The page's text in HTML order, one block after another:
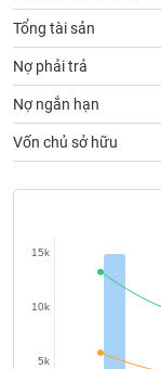
Tổng tài sản
Nợ phải trả
Nợ ngắn hạn
Vốn chủ sở hữu
5k
10k
15k
Thuật
ngữ
(-)
Dịch
vụ
(-)